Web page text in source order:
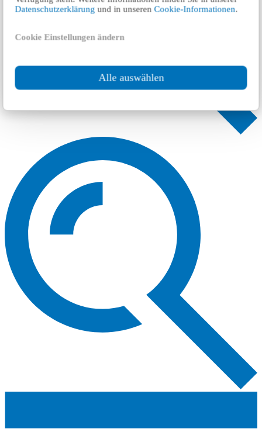
Datenschutzerklärung und in unserenCookie-Informationen.
Cookie Einstellungen ändern
Alle auswählen